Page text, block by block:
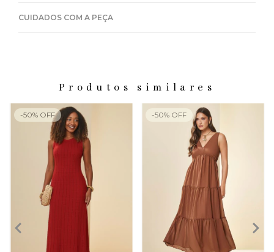
CUIDADOS COM A PEÇA
Produtos similares
-50% OFF -50% OFF